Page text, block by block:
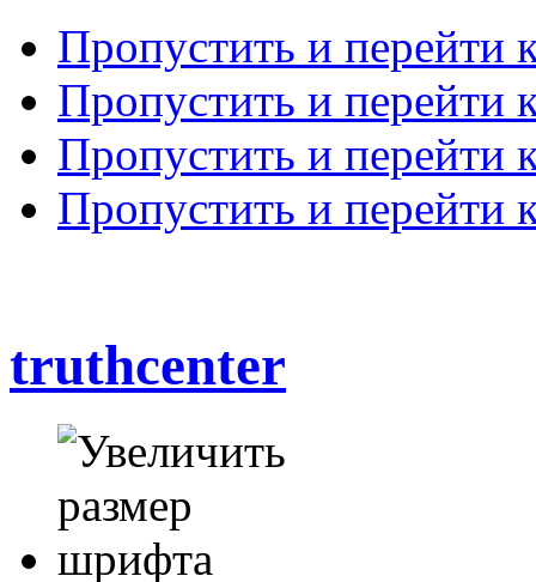
Пропустить и перейти
Пропустить и перейти
Пропустить и перейти
Пропустить и перейти
truthcenter